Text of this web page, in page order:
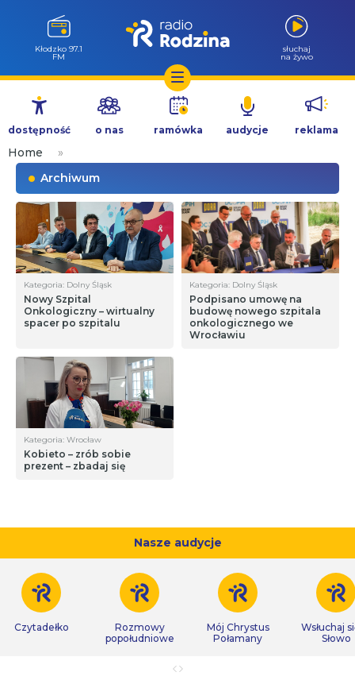
Przejdź
treści
Kłodzko 97.1
FM
słuchaj
na żywo
dostępność o nas ramówka audycje reklama
Home
»
Archiwum
Kategoria: Dolny Śląsk
Nowy Szpital
Onkologiczny – wirtualny
spacer po szpitalu
Kategoria: Dolny Śląsk
Podpisano umowę na
budowę nowego szpitala
onkologicznego we
Wrocławiu
Kategoria: Wrocław
Kobieto – zrób sobie
prezent – zbadaj się
Nasze audycje
Czytadełko
Rozmowy
popołudniowe
Mój Chrystus
Połamany
Wsłuchaj
Słowo